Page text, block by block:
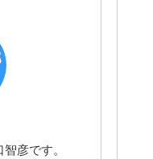
彦です。